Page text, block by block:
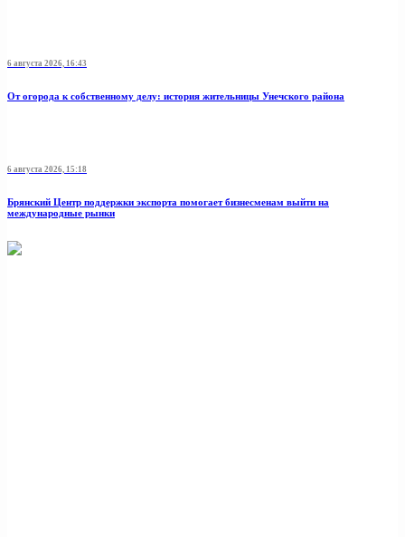
6 августа 2026, 16:43
От огорода к собственному делу: история жительницы Унечского района
6 августа 2026, 15:18
Брянский Центр поддержки экспорта помогает бизнесменам выйти на
международные рынки